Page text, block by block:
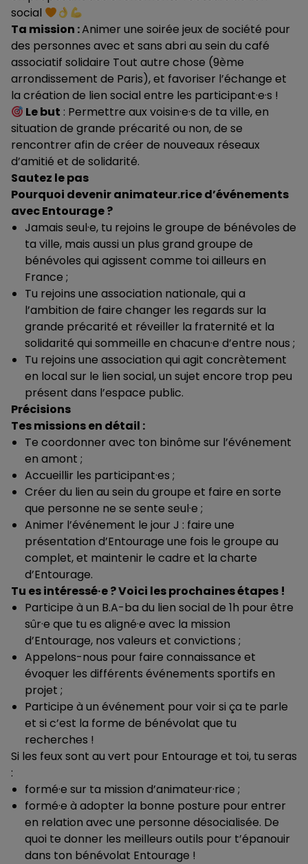
social
Ta mission :Animer une soirée jeux de société pour
des personnes avec et sans abri au sein du café
associatif solidaire Tout autre chose (9ème
arrondissement de Paris), et favoriser l’échange et
la création de lien social entre les participant·e·s !
Le but : Permettre aux voisin·e·s de ta ville, en
situation de grande précarité ou non, de se
rencontrer afin de créer de nouveaux réseaux
d’amitié et de solidarité.
Sautez le pas
Pourquoi devenir animateur.rice d’événements
avec Entourage ?
Jamais seul·e, tu rejoins le groupe de bénévoles de
ta ville, mais aussi un plus grand groupe de
bénévoles qui agissent comme toi ailleurs en
France ;
Tu rejoins une association nationale, qui a
l’ambition de faire changer les regards sur la
grande précarité et réveiller la fraternité et la
solidarité qui sommeille en chacun·e d’entre nous ;
Tu rejoins une association qui agit concrètement
en local sur le lien social, un sujet encore trop peu
présent dans l’espace public.
Précisions
Tes missions en détail :
Te coordonner avec ton binôme sur l’événement
en amont ;
Accueillir les participant·es ;
Créer du lien au sein du groupe et faire en sorte
que personne ne se sente seul·e ;
Animer l’événement le jour J : faire une
présentation d’Entourage une fois le groupe au
complet, et maintenir le cadre et la charte
d’Entourage.
Tu es intéressé·e ? Voici les prochaines étapes !
Participe à un B.A-ba du lien social de 1h pour être
sûr·e que tu es aligné·e avec la mission
d’Entourage, nos valeurs et convictions ;
Appelons-nous pour faire connaissance et
évoquer les différents événements sportifs en
projet ;
Participe à un événement pour voir si ça te parle
et si c’est la forme de bénévolat que tu
recherches !
Si les feux sont au vert pour Entourage et toi, tu seras
:
formé·e sur ta mission d’animateur·rice ;
formé·e à adopter la bonne posture pour entrer
en relation avec une personne désocialisée. De
quoi te donner les meilleurs outils pour t’épanouir
dans ton bénévolat Entourage !